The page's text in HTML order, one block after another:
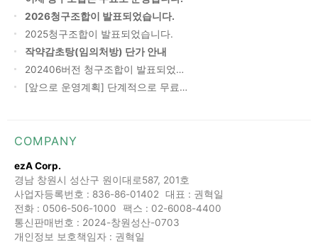
2026청구조합이 발표되었습니다.
2025청구조합이 발표되었습니다.
작약감초탕(임의처방) 단가 안내
202406버전 청구조합이 발표되었…
[앞으로 운영계획] 단계적으로 무료…
COMPANY
ezA Corp.
경남 창원시 성산구 원이대로587, 201호
사업자등록번호 : 836-86-01402
대표 : 권혁일
전화 : 0506-506-1000
팩스 : 02-6008-4400
통신판매번호 : 2024-창원성산-0703
개인정보 보호책임자 : 권혁일